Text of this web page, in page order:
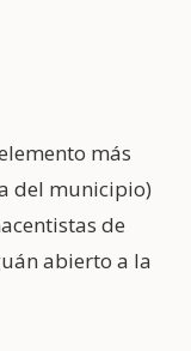
más
del municipio)
de
abierto a la